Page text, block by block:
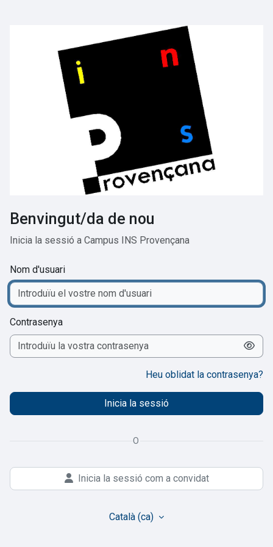
Benvingut/da de nou
Inicia la sessió a Campus INS Provençana
Nom d'usuari
Contrasenya
Heu oblidat la contrasenya?
Inicia la sessió
O
Inicia la sessió com a convidat
Català ‎(ca)‎